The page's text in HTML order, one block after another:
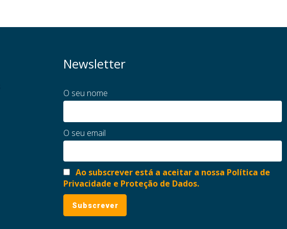
Newsletter
O seu nome
O seu email
Ao subscrever está a aceitar a nossa Política de
Privacidade e Proteção de Dados.